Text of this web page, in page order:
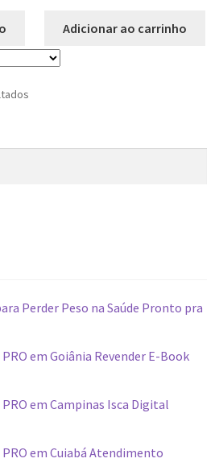
Adicionar ao carrinho
Perder Peso na Saúde Pronto pra
em Goiânia Revender E-Book
em Campinas Isca Digital
em Cuiabá Atendimento